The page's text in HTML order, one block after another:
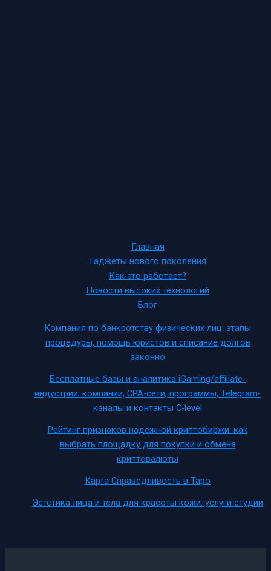
Главная
Гаджеты нового поколения
Как это работает?
Новости высоких технологий
Блог
Компания по банкротству физических лиц: этапы
процедуры, помощь юристов и списание долгов
законно
Бесплатные базы и аналитика iGaming/affiliate-
индустрии: компании, CPA-сети, программы, Telegram-
каналы и контакты C-level
Рейтинг признаков надежной криптобиржи: как
выбрать площадку для покупки и обмена
криптовалюты
Карта Справедливость в Таро
Эстетика лица и тела для красоты кожи: услуги студии